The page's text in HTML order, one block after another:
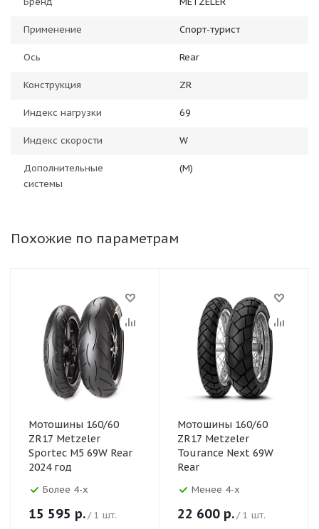
Применение Спорт-турист
Ось Rear
Конструкция ZR
Индекс нагрузки 69
Индекс скорости W
Дополнительные
системы
(M)
Похожие по параметрам
Мотошины 160/60
ZR17 Metzeler
Sportec M5 69W Rear
2024 год
Более 4-х
15 595 р./ 1 шт.
Мотошины 160/60
ZR17 Metzeler
Tourance Next 69W
Rear
Менее 4-х
22 600 р./ 1 шт.